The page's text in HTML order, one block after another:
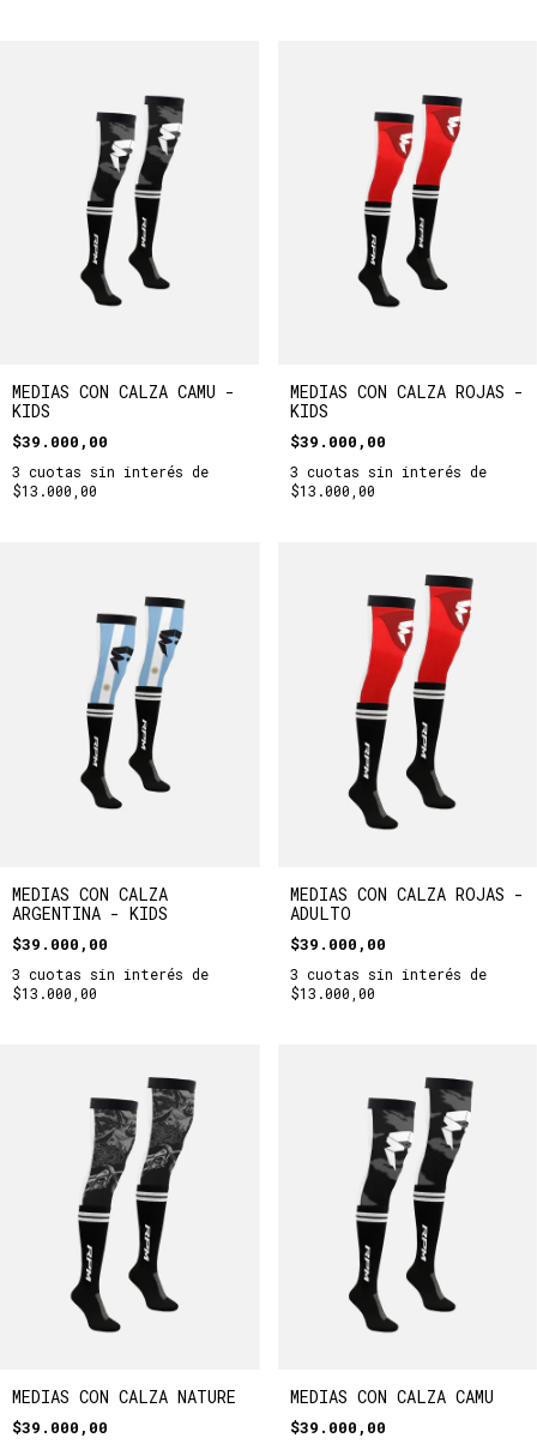
MEDIAS CON CALZA CAMU -
KIDS
$39.000,00
3 cuotas sin interés de
$13.000,00
MEDIAS CON CALZA ROJAS -
KIDS
$39.000,00
3 cuotas sin interés de
$13.000,00
MEDIAS CON CALZA
ARGENTINA - KIDS
$39.000,00
3 cuotas sin interés de
$13.000,00
MEDIAS CON CALZA ROJAS -
ADULTO
$39.000,00
3 cuotas sin interés de
$13.000,00
MEDIAS CON CALZA NATURE
$39.000,00
MEDIAS CON CALZA CAMU
$39.000,00